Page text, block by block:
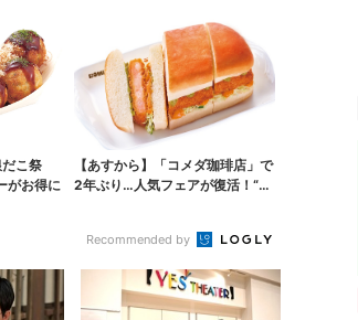
だこ祭
がお得に
【あすから】「コメダ珈琲店」で
2年ぶり…人気フェアが復活！“ハ
Recommended by